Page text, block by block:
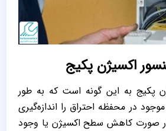
اکسیژن پکیج
پکیج به این گونه است که به ‌طور
در محفظه احتراق را اندازه‌گیری
صورت کاهش سطح اکسیژن یا وجود